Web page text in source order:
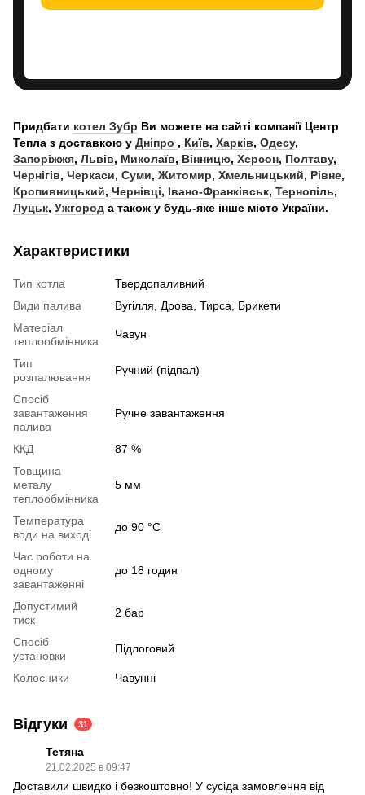
Придбати котел Зубр Ви можете на сайті компанії Центр
Тепла з доставкою у Дніпро , Київ, Харків, Одесу,
Запоріжжя, Львів, Миколаїв, Вінницю, Херсон, Полтаву,
Чернігів, Черкаси, Суми, Житомир, Хмельницький, Рівне,
Кропивницький, Чернівці, Івано-Франківськ, Тернопіль,
Луцьк, Ужгород а також у будь-яке інше місто України.
Характеристики
Тип котла
Твердопаливний
Види палива
Вугілля, Дрова, Тирса, Брикети
Матеріал
теплообмінника
Чавун
Тип
розпалювання
Ручний (підпал)
Спосіб
завантаження
палива
Ручне завантаження
ККД
87 %
Товщина
металу
теплообмінника
5 мм
Температура
води на виході
до 90 °C
Час роботи на
одному
завантаженні
до 18 годин
Допустимий
тиск
2 бар
Спосіб
установки
Підлоговий
Колосники Чавунні
Відгуки 31
Тетяна
21.02.2025 в 09:47
Доставили швидко і безкоштовно! У сусіда замовлення від